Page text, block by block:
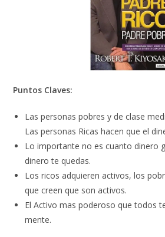
Puntos Claves:
Las personas pobres y de clase
Las personas Ricas hacen que el
Lo importante no es cuanto dinero
dinero te quedas.
Los ricos adquieren activos, los
que creen que son activos.
El Activo mas poderoso que todos
mente.